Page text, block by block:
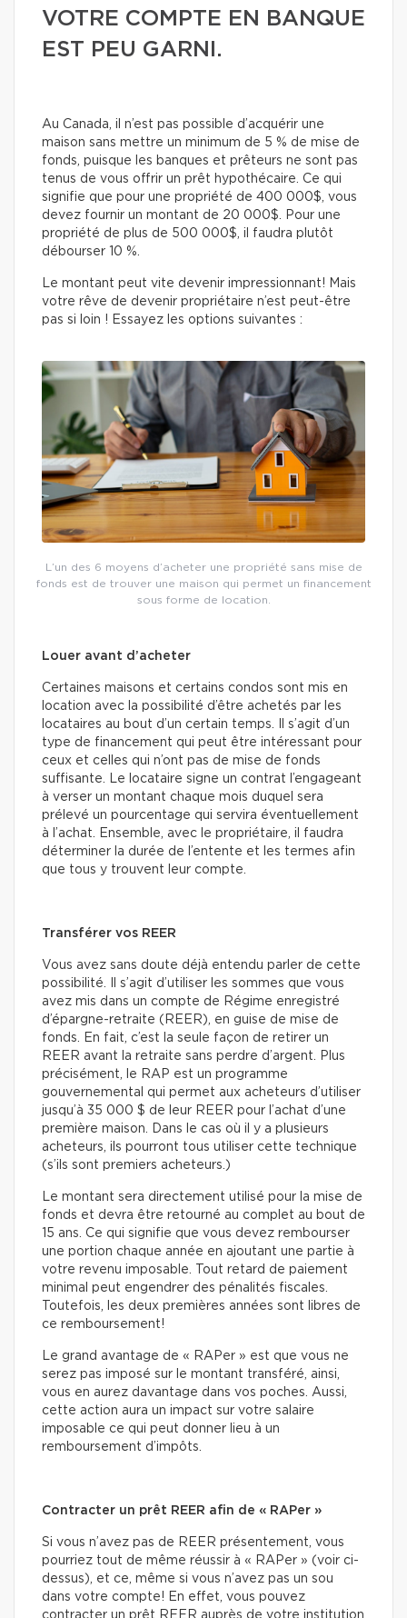
VOTRE COMPTE EN BANQUE
EST PEU GARNI.
Au Canada, il n’est pas possible d’acquérir une
maison sans mettre un minimum de 5 % de mise de
fonds, puisque les banques et prêteurs ne sont pas
tenus de vous offrir un prêt hypothécaire. Ce qui
signifie que pour une propriété de 400 000$, vous
devez fournir un montant de 20 000$. Pour une
propriété de plus de 500 000$, il faudra plutôt
débourser 10 %.
Le montant peut vite devenir impressionnant! Mais
votre rêve de devenir propriétaire n’est peut-être
pas si loin ! Essayez les options suivantes :
L’un des 6 moyens d’acheter une propriété sans mise de
fonds est de trouver une maison qui permet un financement
sous forme de location.
Louer avant d’acheter
Certaines maisons et certains condos sont mis en
location avec la possibilité d’être achetés par les
locataires au bout d’un certain temps. Il s’agit d’un
type de financement qui peut être intéressant pour
ceux et celles qui n’ont pas de mise de fonds
suffisante. Le locataire signe un contrat l’engageant
à verser un montant chaque mois duquel sera
prélevé un pourcentage qui servira éventuellement
à l’achat. Ensemble, avec le propriétaire, il faudra
déterminer la durée de l’entente et les termes afin
que tous y trouvent leur compte.
Transférer vos REER
Vous avez sans doute déjà entendu parler de cette
possibilité. Il s’agit d’utiliser les sommes que vous
avez mis dans un compte de Régime enregistré
d’épargne-retraite (REER), en guise de mise de
fonds. En fait, c’est la seule façon de retirer un
REER avant la retraite sans perdre d’argent. Plus
précisément, le RAP est un programme
gouvernemental qui permet aux acheteurs d’utiliser
jusqu’à 35 000 $ de leur REER pour l’achat d’une
première maison. Dans le cas où il y a plusieurs
acheteurs, ils pourront tous utiliser cette technique
(s’ils sont premiers acheteurs.)
Le montant sera directement utilisé pour la mise de
fonds et devra être retourné au complet au bout de
15 ans. Ce qui signifie que vous devez rembourser
une portion chaque année en ajoutant une partie à
votre revenu imposable. Tout retard de paiement
minimal peut engendrer des pénalités fiscales.
Toutefois, les deux premières années sont libres de
ce remboursement!
Le grand avantage de « RAPer » est que vous ne
serez pas imposé sur le montant transféré, ainsi,
vous en aurez davantage dans vos poches. Aussi,
cette action aura un impact sur votre salaire
imposable ce qui peut donner lieu à un
remboursement d’impôts.
Contracter un prêt REER afin de « RAPer »
Si vous n’avez pas de REER présentement, vous
pourriez tout de même réussir à « RAPer » (voir ci-
dessus), et ce, même si vous n’avez pas un sou
dans votre compte! En effet, vous pouvez